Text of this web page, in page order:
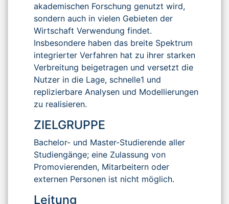
akademischen Forschung genutzt wird,
sondern auch in vielen Gebieten der
Wirtschaft Verwendung findet.
Insbesondere haben das breite Spektrum
integrierter Verfahren hat zu ihrer starken
Verbreitung beigetragen und versetzt die
Nutzer in die Lage, schnelle1 und
replizierbare Analysen und Modellierungen
zu realisieren.
ZIELGRUPPE
Bachelor- und Master-Studierende aller
Studiengänge; eine Zulassung von
Promovierenden, Mitarbeitern oder
externen Personen ist nicht möglich.
Leitung